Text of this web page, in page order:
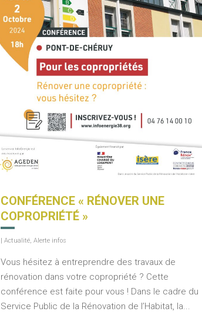
CONFÉRENCE « RÉNOVER UNE
COPROPRIÉTÉ »
|Actualité,Alerte infos
Vous hésitez à entreprendre des travaux de
rénovation dans votre copropriété ? Cette
conférence est faite pour vous ! Dans le cadre du
Service Public de la Rénovation de l’Habitat, la...